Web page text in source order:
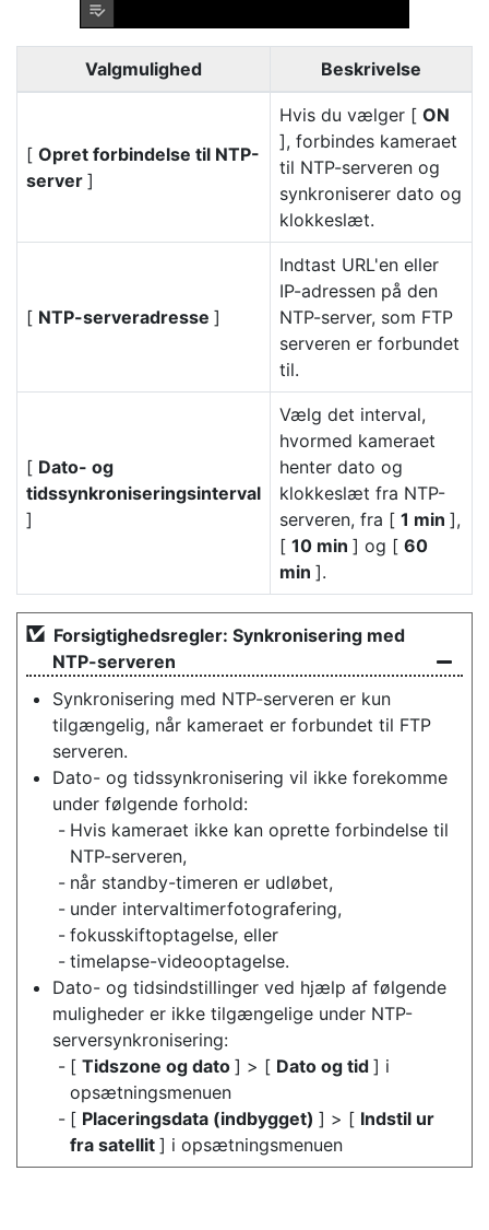
Valgmulighed Beskrivelse
[ Opret forbindelse til NTP-
server ]
Hvis du vælger [ ON
], forbindes kameraet
til NTP-serveren og
synkroniserer dato og
klokkeslæt.
[ NTP-serveradresse ]
Indtast URL'en eller
IP-adressen på den
NTP-server, som FTP
serveren er forbundet
til.
[ Dato- og
tidssynkroniseringsinterval
]
Vælg det interval,
hvormed kameraet
henter dato og
klokkeslæt fra NTP-
serveren, fra [ 1 min ],
[ 10 min ] og [ 60
min ].
Forsigtighedsregler: Synkronisering med
NTP-serveren
Synkronisering med NTP-serveren er kun
tilgængelig, når kameraet er forbundet til FTP
serveren.
Dato- og tidssynkronisering vil ikke forekomme
under følgende forhold:
Hvis kameraet ikke kan oprette forbindelse til
NTP-serveren,
når standby-timeren er udløbet,
under intervaltimerfotografering,
fokusskiftoptagelse, eller
timelapse-videooptagelse.
Dato- og tidsindstillinger ved hjælp af følgende
muligheder er ikke tilgængelige under NTP-
serversynkronisering:
[ Tidszone og dato ] > [ Dato og tid ] i
opsætningsmenuen
[ Placeringsdata (indbygget) ] > [ Indstil ur
fra satellit ] i opsætningsmenuen